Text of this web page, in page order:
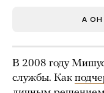
А ОН
В 2008 году
службы. Как